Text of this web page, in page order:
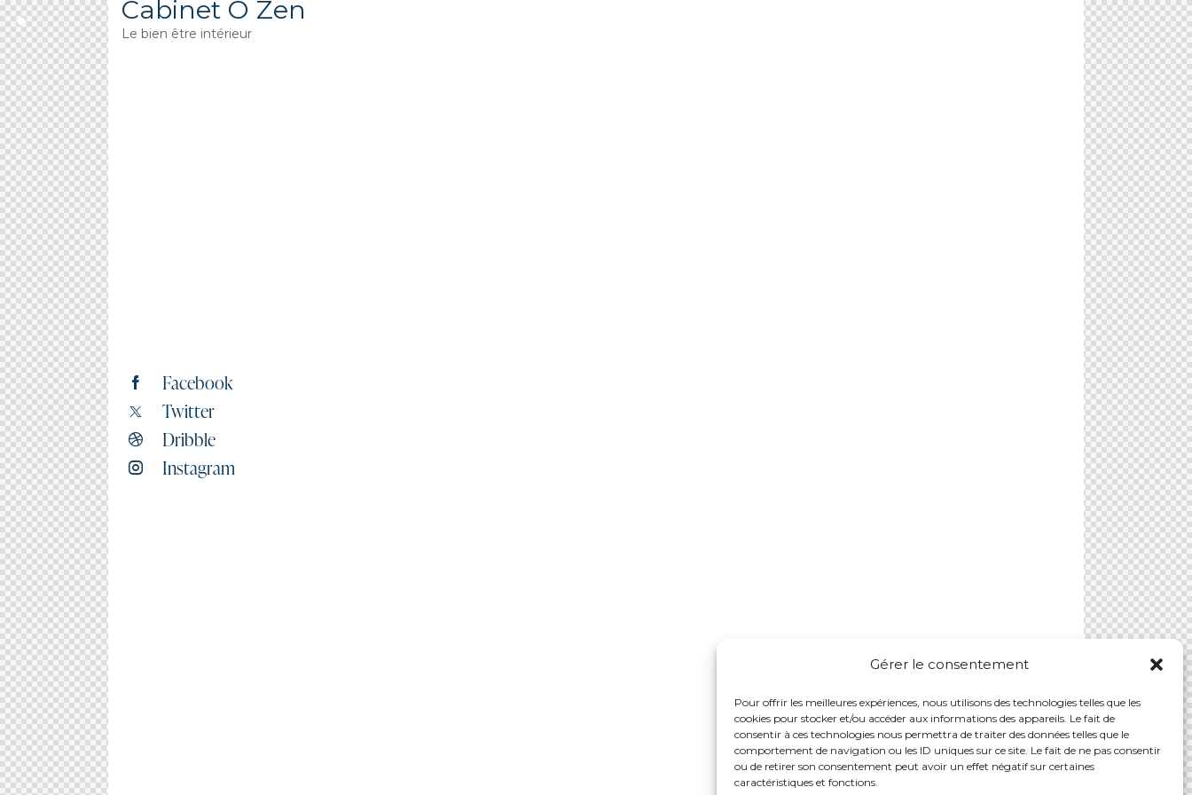
Gérer le consentement
Pour offrir les meilleures expériences, nous utilisons des technologies telles que les
cookies pour stocker et/ou accéder aux informations des appareils. Le fait de
consentir à ces technologies nous permettra de traiter des données telles que le
comportement de navigation ou les ID uniques sur ce site. Le fait de ne pas consentir
ou de retirer son consentement peut avoir un effet négatif sur certaines
caractéristiques et fonctions.
Cabinet Ô Zen
Le bien être intérieur
Facebook
Twitter
Dribble
Instagram